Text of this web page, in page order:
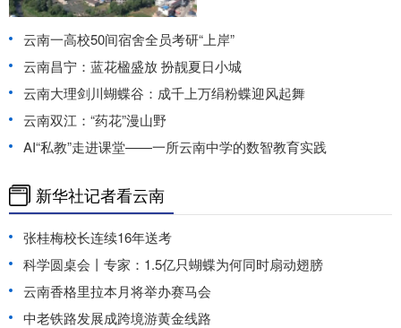
云南一高校50间宿舍全员考研“上岸”
云南昌宁：蓝花楹盛放 扮靓夏日小城
云南大理剑川蝴蝶谷：成千上万绢粉蝶迎风起舞
云南双江：“药花”漫山野
AI“私教”走进课堂——一所云南中学的数智教育实践
新华社记者看云南
张桂梅校长连续16年送考
科学圆桌会丨专家：1.5亿只蝴蝶为何同时扇动翅膀
云南香格里拉本月将举办赛马会
中老铁路发展成跨境游黄金线路